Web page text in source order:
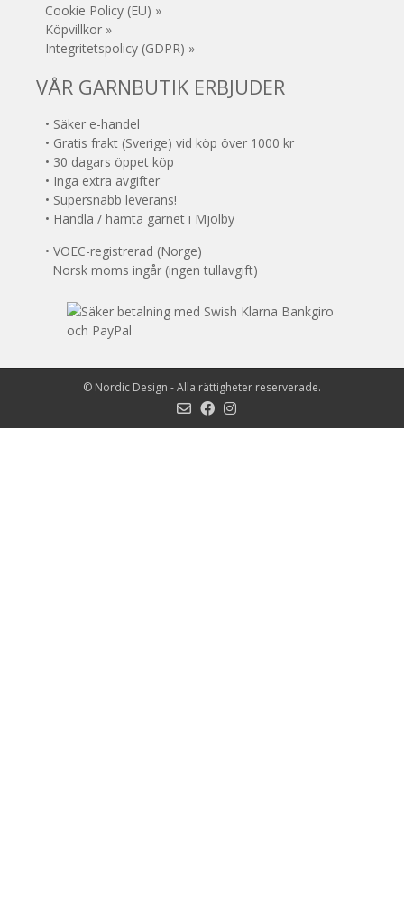
Cookie Policy (EU) »
Köpvillkor »
Integritetspolicy (GDPR) »
VÅR GARNBUTIK ERBJUDER
• Säker e-handel
• Gratis frakt (Sverige) vid köp över 1000 kr
• 30 dagars öppet köp
• Inga extra avgifter
• Supersnabb leverans!
• Handla / hämta garnet i Mjölby
• VOEC-registrerad (Norge)
Norsk moms ingår (ingen tullavgift)
© Nordic Design - Alla rättigheter reserverade.